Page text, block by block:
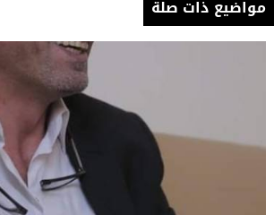
مواضيع ذات صلة